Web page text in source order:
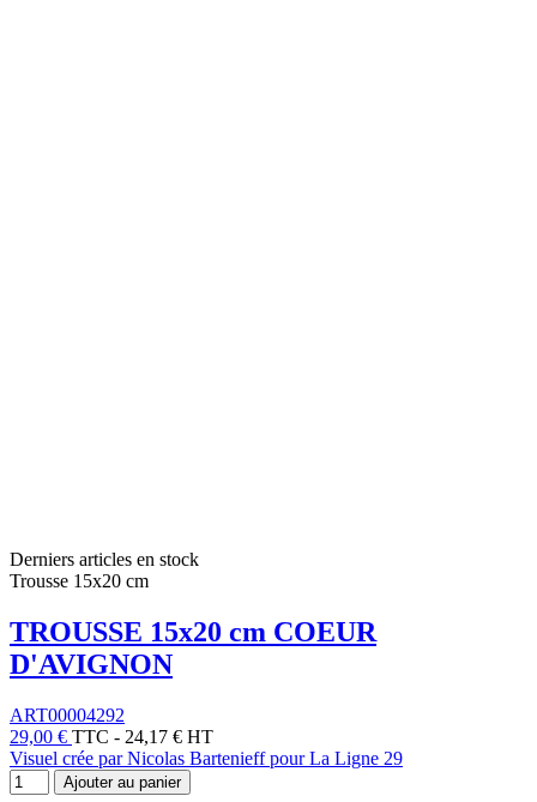
Derniers articles en stock
Trousse 15x20 cm
TROUSSE 15x20 cm COEUR
D'AVIGNON
ART00004292
29,00 € TTC - 24,17 € HT
Visuel crée par Nicolas Bartenieff pour La Ligne 29
Ajouter au panier